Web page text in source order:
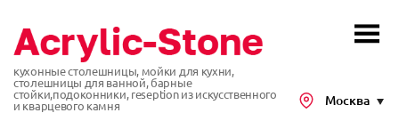
кухонные столешницы, мойки для кухни,
столешницы для ванной, барные
стойки,подоконники, reseption из искусственного
и кварцевого камня
Москва